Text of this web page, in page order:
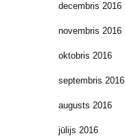
decembris 2016
novembris 2016
oktobris 2016
septembris 2016
augusts 2016
jūlijs 2016